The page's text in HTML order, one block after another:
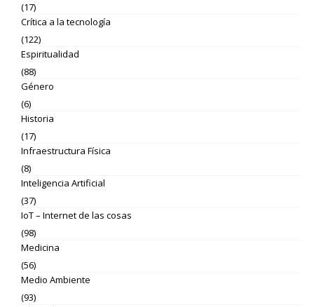
(17)
Crítica a la tecnología
(122)
Espiritualidad
(88)
Género
(6)
Historia
(17)
Infraestructura Física
(8)
Inteligencia Artificial
(37)
IoT – Internet de las cosas
(98)
Medicina
(56)
Medio Ambiente
(93)